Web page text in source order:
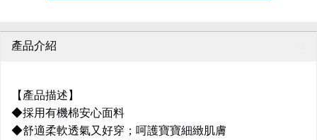
產品介紹
【產品描述】
◆採用有機棉安心面料
◆舒適柔軟透氣又好穿；呵護寶寶細緻肌膚